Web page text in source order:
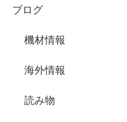
ブログ
機材情報
海外情報
読み物